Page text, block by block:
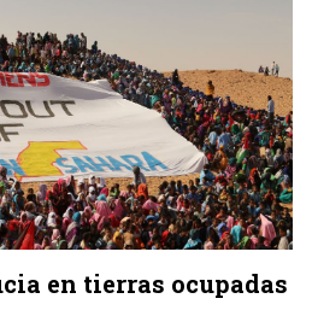
en tierras ocupadas